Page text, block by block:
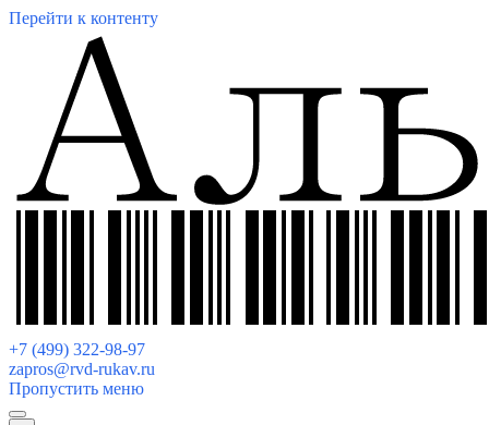
Перейти к контенту
+7 (499) 322-98-97
zapros@rvd-rukav.ru
Пропустить меню